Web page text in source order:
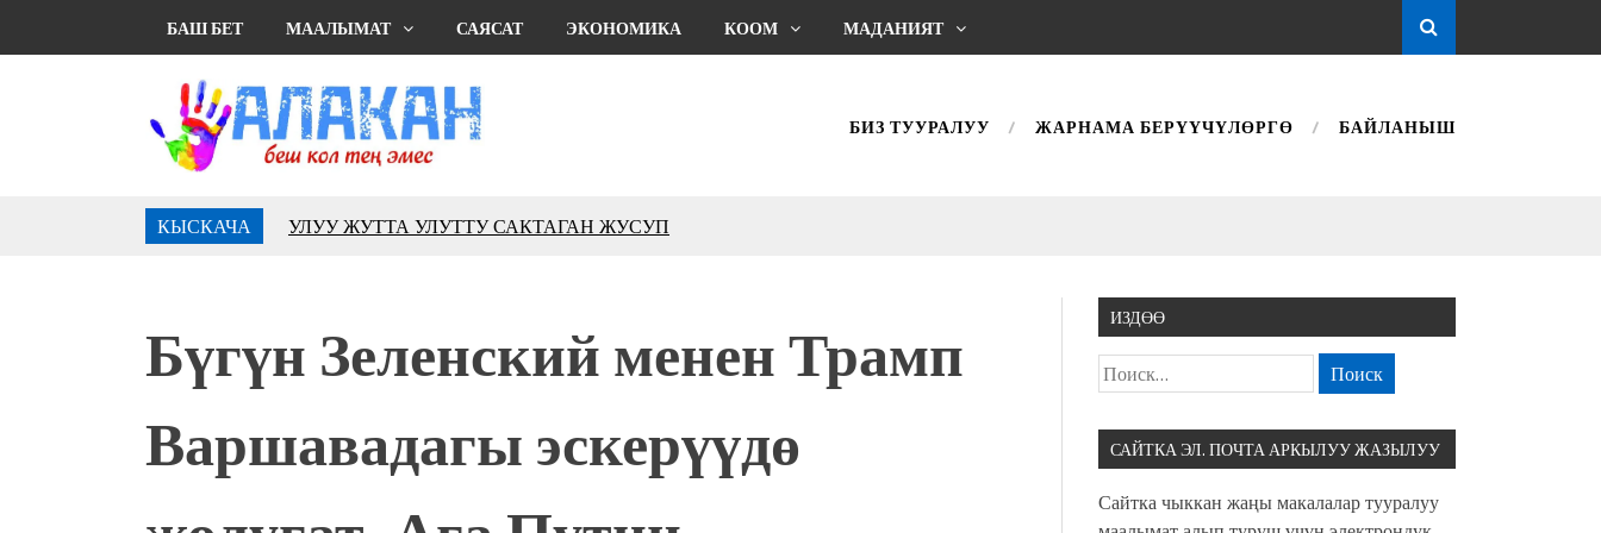
БАШ БЕТ МААЛЫМАТ САЯСАТ ЭКОНОМИКА КООМ МАДАНИЯТ
БИЗ ТУУРАЛУУ ЖАРНАМА БЕРҮҮЧҮЛӨРГӨ БАЙЛАНЫШ
КЫСКАЧА
УЛУУ ЖУТТА УЛУТТУ САКТАГАН ЖУСУП
Аида САЛЯНОВА: "Кыргыз шахмат союзунун
президенти болуп шайланышым сыймык жана чоң
үчүн, улуу көч уланышы үчүн журнал сөзсүз керек!”
“Китепкана түнγ-2026”: Психолог Мээрим Мураталиева
менен жолугушууга келиңиз! (Дарек. Видео)
Бүгүн Зеленский менен Трамп
Варшавадагы эскерүүдө
ИЗДӨӨ
САЙТКА ЭЛ. ПОЧТА АРКЫЛУУ ЖАЗЫЛУУ
Сайтка чыккан жаңы макалалар тууралуу